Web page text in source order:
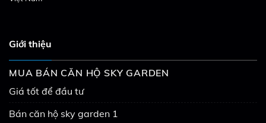
Giới thiệu
MUA BÁN CĂN HỘ SKY GARDEN
Giá tốt để đầu tư
Bán căn hộ sky garden 1